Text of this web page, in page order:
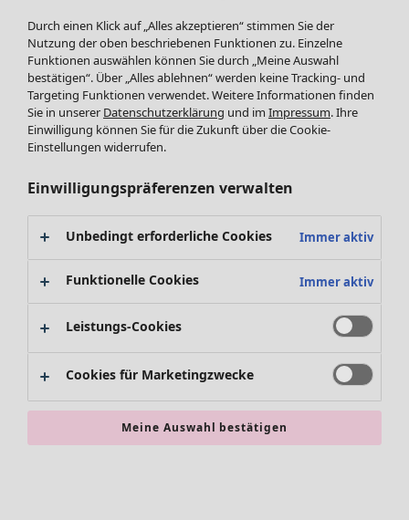
Röcke
Jacken & Mäntel
Leggings /Strumpfhosen
Accessoires
Schuhe
Bademode
SALE Zuhause
Dekoration
Teppiche
Alles im Sale
Durch einen Klick auf „Alles akzeptieren“ stimmen Sie der
Nutzung der oben beschriebenen Funktionen zu. Einzelne
Funktionen auswählen können Sie durch „Meine Auswahl
bestätigen“. Über „Alles ablehnen“ werden keine Tracking- und
Targeting Funktionen verwendet. Weitere Informationen finden
Sie in unserer Datenschutzerklärung und im Impressum. Ihre
Einwilligung können Sie für die Zukunft über die Cookie-
Einstellungen widerrufen.
Einwilligungspräferenzen verwalten
Unbedingt erforderliche Cookies Immer aktiv
Funktionelle Cookies Immer aktiv
Leistungs-Cookies
Cookies für Marketingzwecke
Meine Auswahl bestätigen